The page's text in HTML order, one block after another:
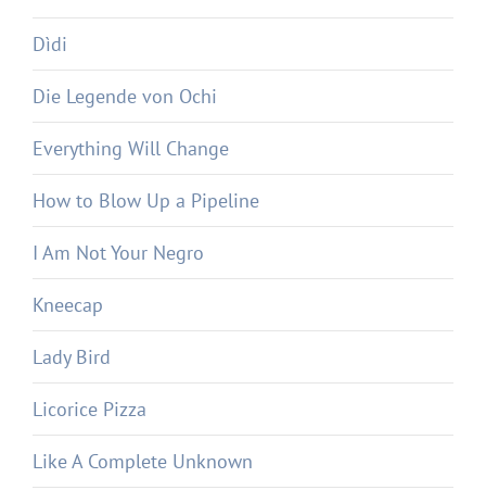
Dìdi
Die Legende von Ochi
Everything Will Change
How to Blow Up a Pipeline
I Am Not Your Negro
Kneecap
Lady Bird
Licorice Pizza
Like A Complete Unknown